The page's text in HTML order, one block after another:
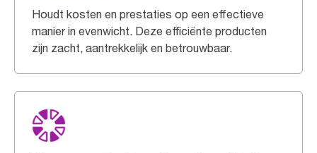
Houdt kosten en prestaties op een effectieve
manier in evenwicht. Deze efficiënte producten
zijn zacht, aantrekkelijk en betrouwbaar.